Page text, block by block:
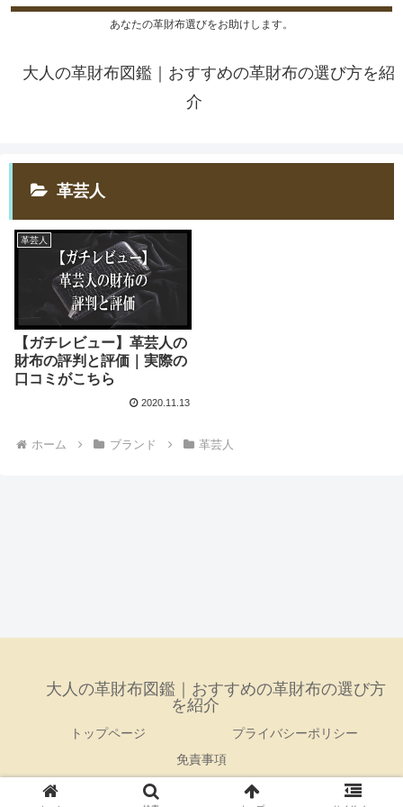
あなたの革財布選びをお助けします。
大人の革財布図鑑｜おすすめの革財布の選び方を紹
介
革芸人
革芸人
【ガチレビュー】革芸人の
財布の評判と評価｜実際の
口コミがこちら
2020.11.13
ホーム ブランド 革芸人
大人の革財布図鑑｜おすすめの革財布の選び方
を紹介
トップページ
プライバシーポリシー
免責事項
© 2020 大人の革財布図鑑｜おすすめの革財布の選び方を紹介.